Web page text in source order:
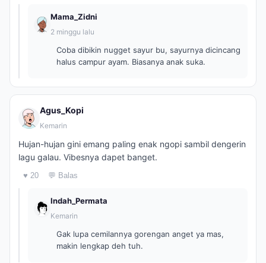
Mama_Zidni
2 minggu lalu
Coba dibikin nugget sayur bu, sayurnya dicincang
halus campur ayam. Biasanya anak suka.
Agus_Kopi
Kemarin
Hujan-hujan gini emang paling enak ngopi sambil dengerin
lagu galau. Vibesnya dapet banget.
♥ 20 💬 Balas
Indah_Permata
Kemarin
Gak lupa cemilannya gorengan anget ya mas,
makin lengkap deh tuh.